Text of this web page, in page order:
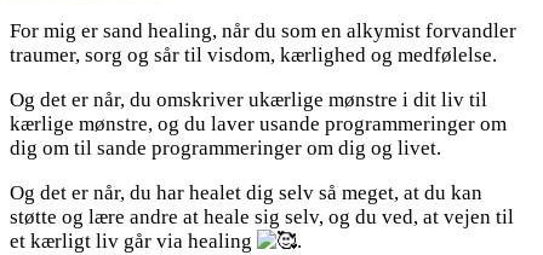
er
sand
🌞?
For mig er sand healing, når du som en alkymist forvandler
traumer, sorg og sår til visdom, kærlighed og medfølelse.
Og det er når, du omskriver ukærlige mønstre i dit liv til
kærlige mønstre, og du laver usande programmeringer om
dig om til sande programmeringer om dig og livet.
Og det er når, du har healet dig selv så meget, at du kan
støtte og lære andre at heale sig selv, og du ved, at vejen til
et kærligt liv går via healing
.